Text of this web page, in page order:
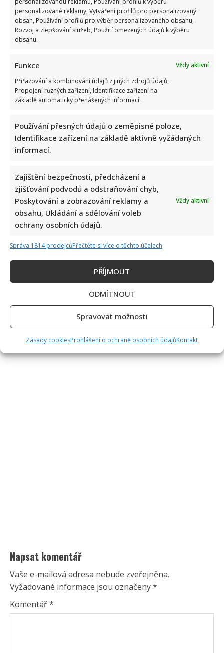
personalizované reklamy, Vytváření profilů pro personalizovaný
obsah, Používání profilů pro výběr personalizovaného obsahu,
Rozvoj a zlepšování služeb, Použití omezených údajů k výběru
obsahu.
Funkce
Vždy aktivní
Přiřazování a kombinování údajů z jiných zdrojů údajů,
Propojení různých zařízení, Identifikace zařízení na
základě automaticky přenášených informací.
Používání přesných údajů o zeměpisné poloze,
Identifikace zařízení na základě aktivně vyžádaných
informací.
Zajištění bezpečnosti, předcházení a
zjišťování podvodů a odstraňování chyb,
Poskytování a zobrazování reklamy a
obsahu, Ukládání a sdělování voleb
ochrany osobních údajů.
Vždy aktivní
Správa 1814 prodejcůPřečtěte si více o těchto účelech
PŘÍJMOUT
ODMÍTNOUT
Spravovat možnosti
Zásady cookiesProhlášení o ochraně osobních údajůKontakt
Napsat komentář
Vaše e-mailová adresa nebude zveřejněna.
Vyžadované informace jsou označeny*
Komentář*